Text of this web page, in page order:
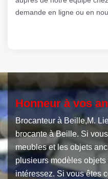
demande en ligne ou en
Honneur à vos
Brocanteur à Beille,M.
brocante à Beille. Si
meubles et les objets
plusieurs modèles
intéressez. Si vous êtes